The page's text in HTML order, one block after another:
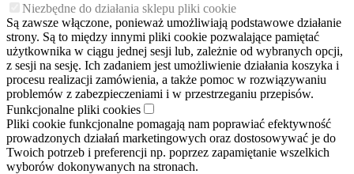
Niezbędne do działania sklepu pliki cookie
Są zawsze włączone, ponieważ umożliwiają podstawowe działanie
strony. Są to między innymi pliki cookie pozwalające pamiętać
użytkownika w ciągu jednej sesji lub, zależnie od wybranych opcji,
z sesji na sesję. Ich zadaniem jest umożliwienie działania koszyka i
procesu realizacji zamówienia, a także pomoc w rozwiązywaniu
problemów z zabezpieczeniami i w przestrzeganiu przepisów.
Funkcjonalne pliki cookies
Pliki cookie funkcjonalne pomagają nam poprawiać efektywność
prowadzonych działań marketingowych oraz dostosowywać je do
Twoich potrzeb i preferencji np. poprzez zapamiętanie wszelkich
wyborów dokonywanych na stronach.